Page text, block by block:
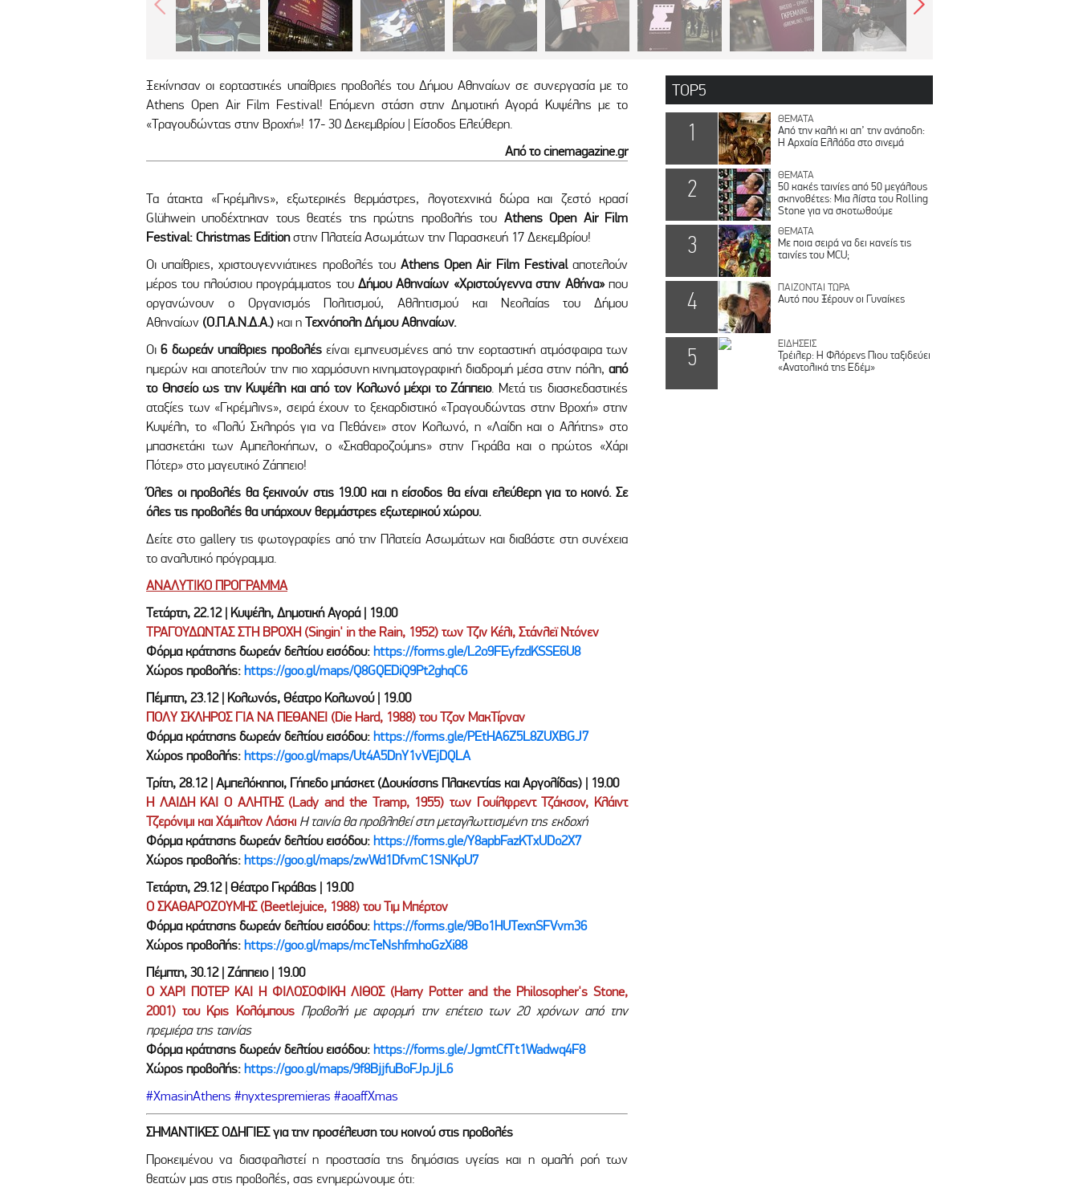
Ξεκίνησαν οι εορταστικές υπαίθριες προβολές του Δήμου Αθηναίων σε συνεργασία με το
Athens Open Air Film Festival! Επόμενη στάση στην Δημοτική Αγορά Κυψέλης με το
«Τραγουδώντας στην Βροχή»! 17- 30 Δεκεμβρίου | Είσοδος Ελεύθερη.
Από το cinemagazine.gr
Τα άτακτα «Γκρέμλινς», εξωτερικές θερμάστρες, λογοτεχνικά δώρα και ζεστό κρασί
Glühwein υποδέχτηκαν τους θεατές της πρώτης προβολής του Athens Open Air Film
Festival: Christmas Editionστην Πλατεία Ασωμάτων την Παρασκευή 17 Δεκεμβρίου!
Οι υπαίθριες, χριστουγεννιάτικες προβολές του Athens Open Air Film Festival αποτελούν
μέρος του πλούσιου προγράμματος του Δήμου Αθηναίων «Χριστούγεννα στην Αθήνα» που
οργανώνουν ο Οργανισμός Πολιτισμού, Αθλητισμού και Νεολαίας του Δήμου
Αθηναίων (Ο.Π.Α.Ν.Δ.Α.) και η Τεχνόπολη Δήμου Αθηναίων.
Οι6 δωρεάν υπαίθριες προβολέςείναι εμπνευσμένες από την εορταστική ατμόσφαιρα των
ημερών και αποτελούν την πιο χαρμόσυνη κινηματογραφική διαδρομή μέσα στην πόλη, από
το Θησείο ως την Κυψέλη και από τον Κολωνό μέχρι το Ζάππειο. Μετά τις διασκεδαστικές
αταξίες των «Γκρέμλινς», σειρά έχουν το ξεκαρδιστικό «Τραγουδώντας στην Βροχή» στην
Κυψέλη, το «Πολύ Σκληρός για να Πεθάνει» στον Κολωνό, η «Λαίδη και ο Αλήτης» στο
μπασκετάκι των Αμπελοκήπων, ο «Σκαθαροζούμης» στην Γκράβα και o πρώτος «Χάρι
Πότερ» στο μαγευτικό Ζάππειο!
Όλες οι προβολές θα ξεκινούν στις 19.00 και η είσοδος θα είναι ελεύθερη για το κοινό. Σε
όλες τις προβολές θα υπάρχουν θερμάστρες εξωτερικού χώρου.
Δείτε στο gallery τις φωτογραφίες από την Πλατεία Ασωμάτων και διαβάστε στη συνέχεια
το αναλυτικό πρόγραμμα.
ΑΝΑΛΥΤΙΚΟ ΠΡΟΓΡΑΜΜΑ
Τετάρτη, 22.12 | Κυψέλη, Δημοτική Αγορά | 19.00
ΤΡΑΓΟΥΔΩΝΤΑΣ ΣΤΗ ΒΡΟΧΗ (Singin' in the Rain, 1952) των Τζιν Κέλι, Στάνλεϊ Ντόνεν
Φόρμα κράτησης δωρεάν δελτίου εισόδου: https://forms.gle/L2o9FEyfzdKSSE6U8
Χώρος προβολής: https://goo.gl/maps/Q8GQEDiQ9Pt2ghqC6
Πέμπτη, 23.12 | Κολωνός, Θέατρο Κολωνού | 19.00
ΠΟΛΥ ΣΚΛΗΡΟΣ ΓΙΑ ΝΑ ΠΕΘΑΝΕΙ (Die Hard, 1988) του Τζον ΜακΤίρναν
Φόρμα κράτησης δωρεάν δελτίου εισόδου: https://forms.gle/PEtHA6Z5L8ZUXBGJ7
Χώρος προβολής: https://goo.gl/maps/Ut4A5DnY1vVEjDQLA
Τρίτη, 28.12 | Αμπελόκηποι, Γήπεδο μπάσκετ (Δουκίσσης Πλακεντίας και Αργολίδας) | 19.00
Η ΛΑΙΔΗ ΚΑΙ Ο ΑΛΗΤΗΣ (Lady and the Tramp, 1955) των Γουίλφρεντ Τζάκσον, Κλάιντ
Τζερόνιμι και Χάμιλτον Λάσκι Η ταινία θα προβληθεί στη μεταγλωττισμένη της εκδοχή
Φόρμα κράτησης δωρεάν δελτίου εισόδου: https://forms.gle/Y8apbFazKTxUDo2X7
Χώρος προβολής: https://goo.gl/maps/zwWd1DfvmC1SNKpU7
Τετάρτη, 29.12 | Θέατρο Γκράβας | 19.00
Ο ΣΚΑΘΑΡΟΖΟΥΜΗΣ (Beetlejuice, 1988) του Τιμ Μπέρτον
Φόρμα κράτησης δωρεάν δελτίου εισόδου: https://forms.gle/9Bo1HUTexnSFVvm36
Χώρος προβολής: https://goo.gl/maps/mcTeNshfmhoGzXi88
Πέμπτη, 30.12 | Ζάππειο | 19.00
Ο ΧΑΡΙ ΠΟΤΕΡ ΚΑΙ Η ΦΙΛΟΣΟΦΙΚΗ ΛΙΘΟΣ (Harry Potter and the Philosopher's Stone,
2001) του Κρις Κολόμπους Προβολή με αφορμή την επέτειο των 20 χρόνων από την
πρεμιέρα της ταινίας
Φόρμα κράτησης δωρεάν δελτίου εισόδου: https://forms.gle/JgmtCfTt1Wadwq4F8
Χώρος προβολής: https://goo.gl/maps/9f8BjjfuBoFJpJjL6
#XmasinAthens #nyxtespremieras #aoaffXmas
ΣΗΜΑΝΤΙΚΕΣ ΟΔΗΓΙΕΣ για την προσέλευση του κοινού στις προβολές
Προκειμένου να διασφαλιστεί η προστασία της δημόσιας υγείας και η ομαλή ροή των
θεατών μας στις προβολές, σας ενημερώνουμε ότι:
TOP5
1
ΘΕΜΑΤΑ
Από την καλή κι απ’ την ανάποδη:
Η Αρχαία Ελλάδα στο σινεμά
2
ΘΕΜΑΤΑ
50 κακές ταινίες από 50 μεγάλους
σκηνοθέτες: Μια λίστα του Rolling
Stone για να σκοτωθούμε
3
ΘΕΜΑΤΑ
Με ποια σειρά να δει κανείς τις
ταινίες του MCU;
4
ΠΑΙΖΟΝΤΑΙ ΤΩΡΑ
Αυτό που Ξέρουν οι Γυναίκες
5
ΕΙΔΗΣΕΙΣ
Τρέιλερ: Η Φλόρενς Πιου ταξιδεύει
«Ανατολικά της Εδέμ»